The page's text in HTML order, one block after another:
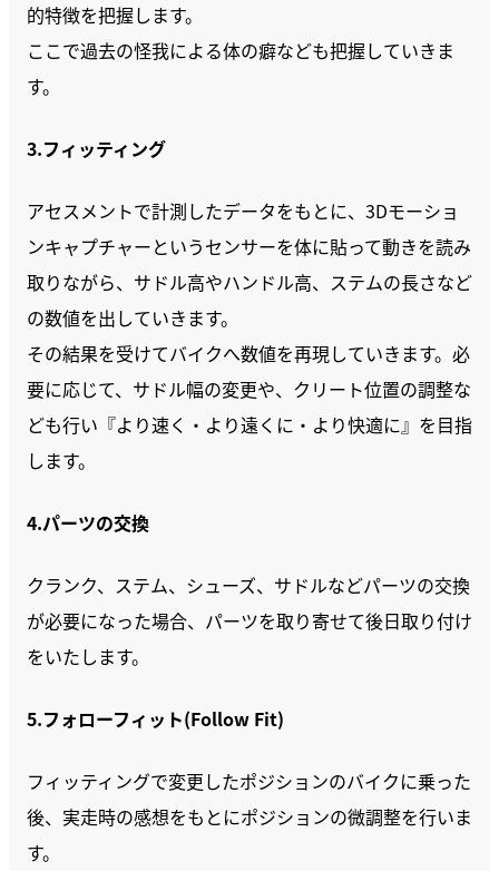
的特徴を把握します。
ここで過去の怪我による体の癖なども把握していきま
す。
3.フィッティング
アセスメントで計測したデータをもとに、3Dモーショ
ンキャプチャーというセンサーを体に貼って動きを読み
取りながら、サドル高やハンドル高、ステムの長さなど
の数値を出していきます。
その結果を受けてバイクへ数値を再現していきます。必
要に応じて、サドル幅の変更や、クリート位置の調整な
ども行い『より速く・より遠くに・より快適に』を目指
します。
4.パーツの交換
クランク、ステム、シューズ、サドルなどパーツの交換
が必要になった場合、パーツを取り寄せて後日取り付け
をいたします。
5.フォローフィット(Follow Fit)
フィッティングで変更したポジションのバイクに乗った
後、実走時の感想をもとにポジションの微調整を行いま
す。